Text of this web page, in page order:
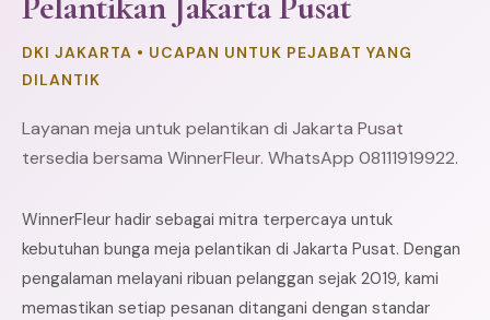
DKI JAKARTA • UCAPAN UNTUK PEJABAT YANG
DILANTIK
Layanan meja untuk pelantikan di Jakarta Pusat
tersedia bersama WinnerFleur. WhatsApp 08111919922.
WinnerFleur hadir sebagai mitra terpercaya untuk
kebutuhan bunga meja pelantikan di Jakarta Pusat. Dengan
pengalaman melayani ribuan pelanggan sejak 2019, kami
memastikan setiap pesanan ditangani dengan standar